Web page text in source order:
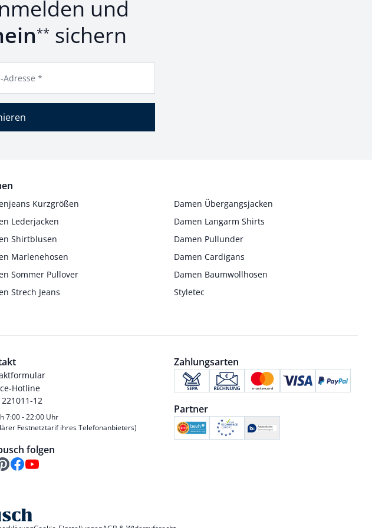
und
** sichern
Adresse *
Kurzgrößen
Damen Übergangsjacken
Lederjacken
Damen Langarm Shirts
Shirtblusen
Damen Pullunder
Marlenehosen
Damen Cardigans
Sommer Pullover
Damen Baumwollhosen
Strech Jeans
Styletec
Hotline
12
7:00 - 22:00 Uhr
Festnetztarif ihres Telefonanbieters)
folgen
Zahlungsarten
Partner